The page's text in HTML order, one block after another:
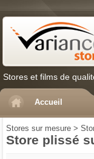
Stores et films de
Accueil
Stores sur mesure >
Store plissé